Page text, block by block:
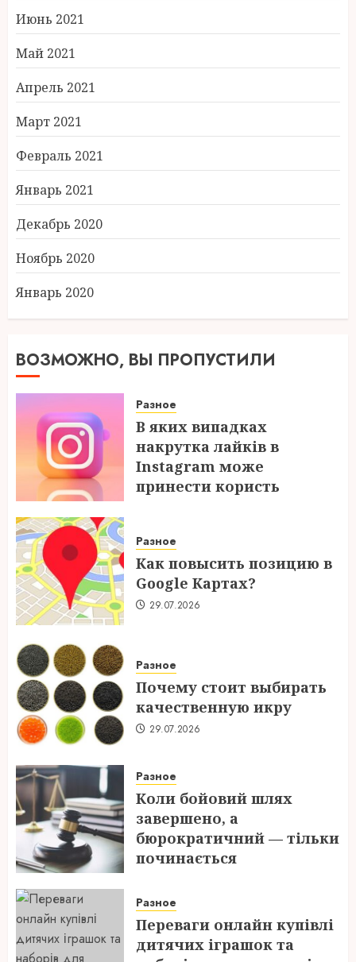
Июнь 2021
Май 2021
Апрель 2021
Март 2021
Февраль 2021
Январь 2021
Декабрь 2020
Ноябрь 2020
Январь 2020
ВОЗМОЖНО, ВЫ ПРОПУСТИЛИ
Разное
В яких випадках
накрутка лайків в
Instagram може
принести користь
Разное
Как повысить позицию в
Google Картах?
29.07.2026
Разное
Почему стоит выбирать
качественную икру
29.07.2026
Разное
Коли бойовий шлях
завершено, а
бюрократичний — тільки
починається
Разное
Переваги онлайн купівлі
дитячих іграшок та